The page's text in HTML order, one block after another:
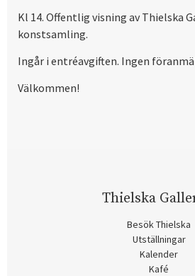
Kl 14. Offentlig visning av Thielska
konstsamling.
Ingår i entréavgiften. Ingen
Välkommen!
Thielska
Besök Thielska
Utställningar
Kalender
Kafé